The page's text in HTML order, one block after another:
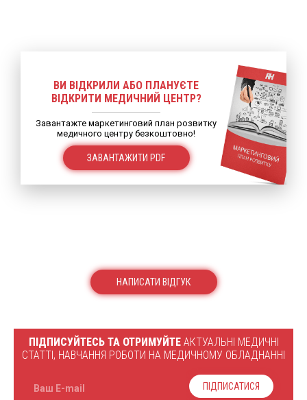
ВИ ВІДКРИЛИ АБО ПЛАНУЄТЕ
ВІДКРИТИ МЕДИЧНИЙ ЦЕНТР?
Завантажте маркетинговий план розвитку
медичного центру безкоштовно!
ЗАВАНТАЖИТИ PDF
НАПИСАТИ ВІДГУК
ПІДПИСУЙТЕСЬ ТА ОТРИМУЙТЕАКТУАЛЬНІ МЕДИЧНІ
СТАТТІ, НАВЧАННЯ РОБОТИ НА МЕДИЧНОМУ ОБЛАДНАННІ
Ваш E-mail ПІДПИСАТИСЯ